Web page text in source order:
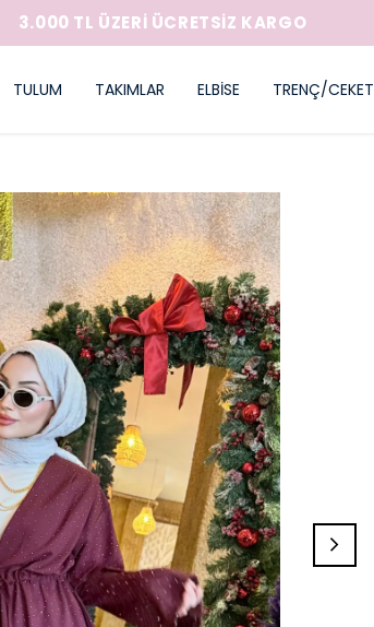
3.000 TL ÜZERİ ÜCRETSİZ KARGO
TULUM TAKIMLAR ELBİSE TRENÇ/CEKET